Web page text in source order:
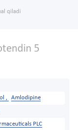
qiladi
5
, Amlodipine
PLC